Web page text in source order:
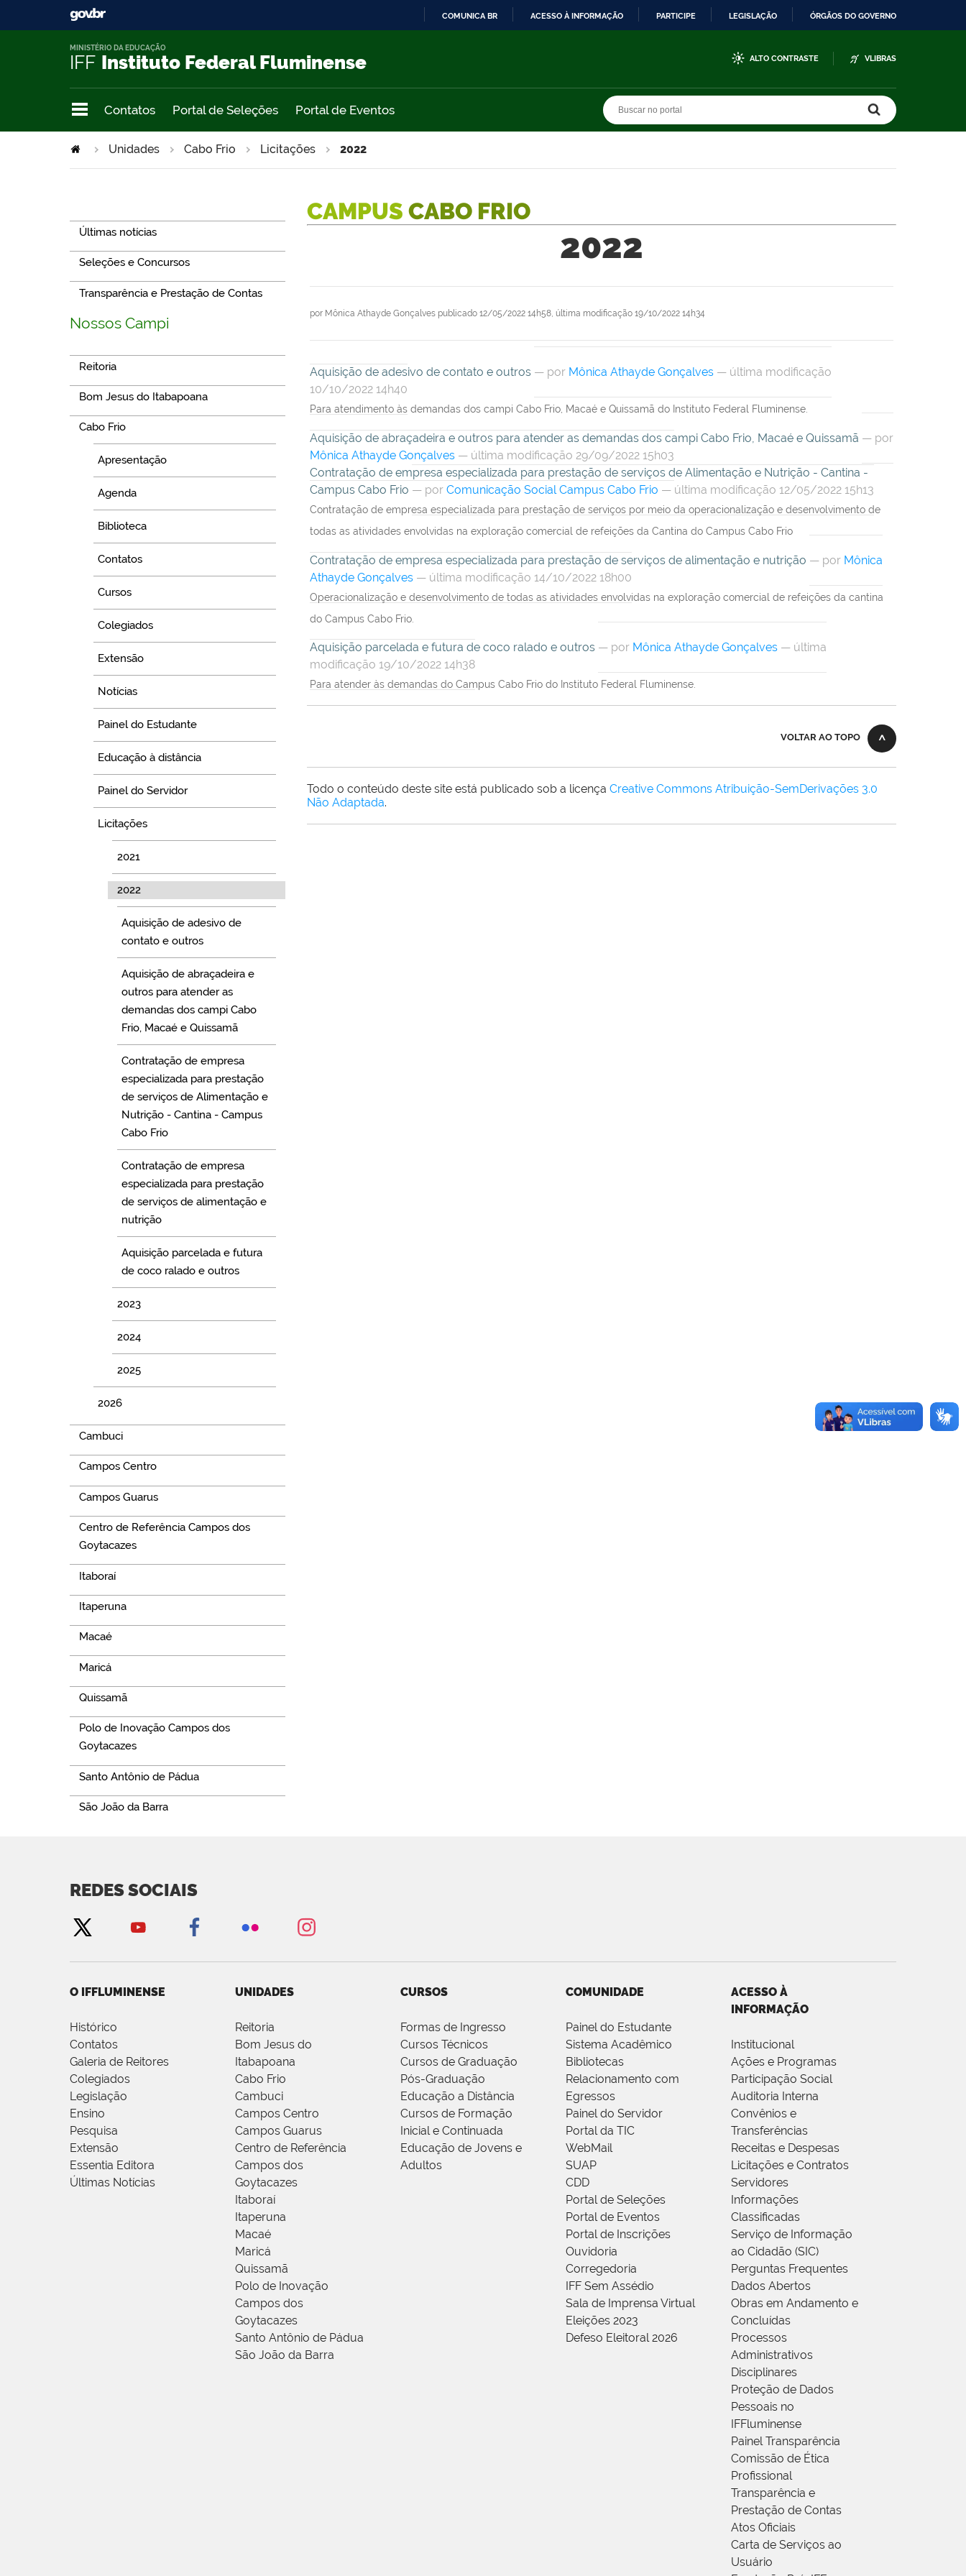
COMUNICA BR ACESSO À INFORMAÇÃO PARTICIPE LEGISLAÇÃO ÓRGÃOS DO GOVERNO
IFF Instituto Federal Fluminense
MINISTÉRIO DA EDUCAÇÃO
ALTO CONTRASTE VLIBRAS
Contatos Portal de Seleções Portal de Eventos
Unidades Cabo Frio Licitações 2022
Últimas notícias
Seleções e Concursos
Transparência e Prestação de Contas
Nossos Campi
Reitoria
Bom Jesus do Itabapoana
Cabo Frio
Apresentação
Agenda
Biblioteca
Contatos
Cursos
Colegiados
Extensão
Notícias
Painel do Estudante
Educação à distância
Painel do Servidor
Licitações
2021
2022
Aquisição de adesivo de
contato e outros
Aquisição de abraçadeira e
outros para atender as
demandas dos campi Cabo
Frio, Macaé e Quissamã
Contratação de empresa
especializada para prestação
de serviços de Alimentação e
Nutrição - Cantina - Campus
Cabo Frio
Contratação de empresa
especializada para prestação
de serviços de alimentação e
nutrição
Aquisição parcelada e futura
de coco ralado e outros
2023
2024
2025
2026
Cambuci
Campos Centro
Campos Guarus
Centro de Referência Campos dos
Goytacazes
Itaboraí
Itaperuna
Macaé
Maricá
Quissamã
Polo de Inovação Campos dos
Goytacazes
Santo Antônio de Pádua
São João da Barra
CAMPUS CABO FRIO
2022
por Mônica Athayde Gonçalves publicado 12/05/2022 14h58, última modificação 19/10/2022 14h34
Aquisição de adesivo de contato e outros — por Mônica Athayde Gonçalves — última modificação
10/10/2022 14h40
Para atendimento às demandas dos campi Cabo Frio, Macaé e Quissamã do Instituto Federal Fluminense.
Aquisição de abraçadeira e outros para atender as demandas dos campi Cabo Frio, Macaé e Quissamã — por
Mônica Athayde Gonçalves — última modificação 29/09/2022 15h03
Contratação de empresa especializada para prestação de serviços de Alimentação e Nutrição - Cantina -
Campus Cabo Frio — por Comunicação Social Campus Cabo Frio — última modificação 12/05/2022 15h13
Contratação de empresa especializada para prestação de serviços por meio da operacionalização e desenvolvimento de
todas as atividades envolvidas na exploração comercial de refeições da Cantina do Campus Cabo Frio
Contratação de empresa especializada para prestação de serviços de alimentação e nutrição — por Mônica
Athayde Gonçalves — última modificação 14/10/2022 18h00
Operacionalização e desenvolvimento de todas as atividades envolvidas na exploração comercial de refeições da cantina
do Campus Cabo Frio.
Aquisição parcelada e futura de coco ralado e outros — por Mônica Athayde Gonçalves — última
modificação 19/10/2022 14h38
Para atender às demandas do Campus Cabo Frio do Instituto Federal Fluminense.
VOLTAR AO TOPO
Todo o conteúdo deste site está publicado sob a licença Creative Commons Atribuição-SemDerivações 3.0
Não Adaptada.
REDES SOCIAIS
O IFFLUMINENSE
Histórico
Contatos
Galeria de Reitores
Colegiados
Legislação
Ensino
Pesquisa
Extensão
Essentia Editora
Últimas Notícias
UNIDADES
Reitoria
Bom Jesus do
Itabapoana
Cabo Frio
Cambuci
Campos Centro
Campos Guarus
Centro de Referência
Campos dos
Goytacazes
Itaboraí
Itaperuna
Macaé
Maricá
Quissamã
Polo de Inovação
Campos dos
Goytacazes
Santo Antônio de Pádua
São João da Barra
CURSOS
Formas de Ingresso
Cursos Técnicos
Cursos de Graduação
Pós-Graduação
Educação a Distância
Cursos de Formação
Inicial e Continuada
Educação de Jovens e
Adultos
COMUNIDADE
Painel do Estudante
Sistema Acadêmico
Bibliotecas
Relacionamento com
Egressos
Painel do Servidor
Portal da TIC
WebMail
SUAP
CDD
Portal de Seleções
Portal de Eventos
Portal de Inscrições
Ouvidoria
Corregedoria
IFF Sem Assédio
Sala de Imprensa Virtual
Eleições 2023
Defeso Eleitoral 2026
ACESSO À
INFORMAÇÃO
Institucional
Ações e Programas
Participação Social
Auditoria Interna
Convênios e
Transferências
Receitas e Despesas
Licitações e Contratos
Servidores
Informações
Classificadas
Serviço de Informação
ao Cidadão (SIC)
Perguntas Frequentes
Dados Abertos
Obras em Andamento e
Concluídas
Processos
Administrativos
Disciplinares
Proteção de Dados
Pessoais no
IFFluminense
Painel Transparência
Comissão de Ética
Profissional
Transparência e
Prestação de Contas
Atos Oficiais
Carta de Serviços ao
Usuário